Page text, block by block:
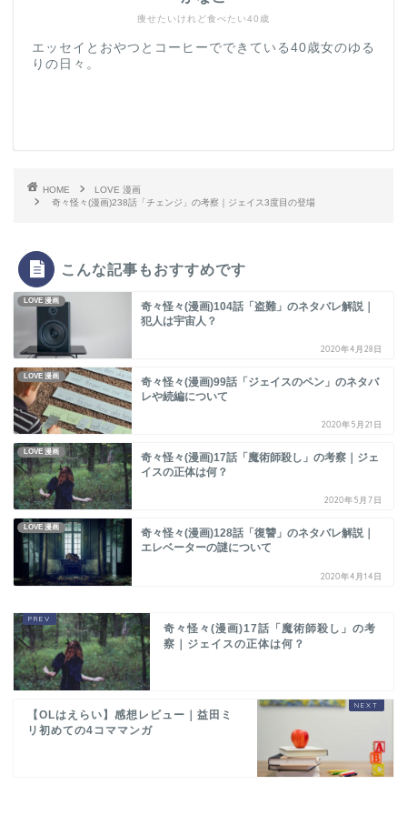
痩せたいけれど食べたい40歳
エッセイとおやつとコーヒーでできている40歳女のゆる
りの日々。
HOME
LOVE 漫画
奇々怪々(漫画)238話「チェンジ」の考察｜ジェイス3度目の登場
こんな記事もおすすめです
LOVE 漫画
奇々怪々(漫画)104話「盗難」のネタバレ解説｜
犯人は宇宙人？
2020年4月28日
LOVE 漫画
奇々怪々(漫画)99話「ジェイスのペン」のネタバ
レや続編について
2020年5月21日
LOVE 漫画
奇々怪々(漫画)17話「魔術師殺し」の考察｜ジェ
イスの正体は何？
2020年5月7日
LOVE 漫画
奇々怪々(漫画)128話「復讐」のネタバレ解説｜
エレベーターの謎について
2020年4月14日
奇々怪々(漫画)17話「魔術師殺し」の考
察｜ジェイスの正体は何？
【OLはえらい】感想レビュー｜益田ミ
リ初めての4コママンガ